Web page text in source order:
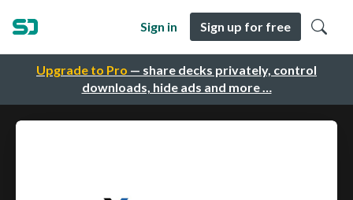
Upgrade to Pro — share decks privately, control
downloads, hide ads and more …
Sign in Sign up for free